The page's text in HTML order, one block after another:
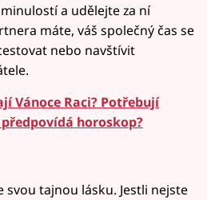
a udělejte za ní
máte, váš společný čas se
nebo navštívit
Vánoce Raci? Potřebují
horoskop?
svou tajnou lásku. Jestli nejste